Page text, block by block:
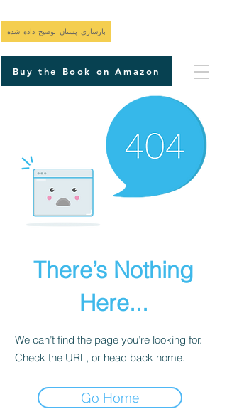
بازسازی پستان توضیح داده شده
Buy the Book on Amazon
There’s Nothing
Here...
We can’t find the page you’re looking for.
Check the URL, or head back home.
Go Home